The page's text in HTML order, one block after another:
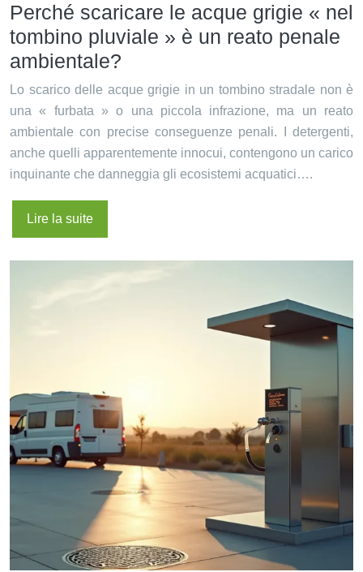
Perché scaricare le acque grigie « nel
tombino pluviale » è un reato penale
ambientale?
Lo scarico delle acque grigie in un tombino stradale non è
una « furbata » o una piccola infrazione, ma un reato
ambientale con precise conseguenze penali. I detergenti,
anche quelli apparentemente innocui, contengono un carico
inquinante che danneggia gli ecosistemi acquatici….
Lire la suite